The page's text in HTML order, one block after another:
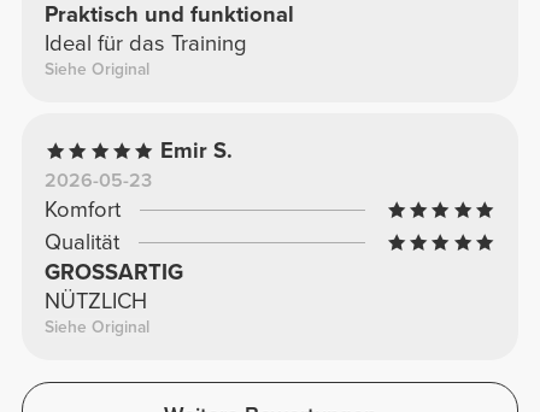
Praktisch und funktional
Ideal für das Training
Siehe Original
Emir S.
2026-05-23
Komfort
Qualität
GROSSARTIG
NÜTZLICH
Siehe Original